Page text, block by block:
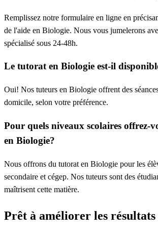
Remplissez notre formulaire en ligne en
de l'aide en Biologie. Nous vous jumelerons
spécialisé sous 24-48h.
Le tutorat en Biologie est-il
Oui! Nos tuteurs en Biologie offrent des
domicile, selon votre préférence.
Pour quels niveaux scolaires offrez-
en Biologie?
Nous offrons du tutorat en Biologie pour les
secondaire et cégep. Nos tuteurs sont des
maîtrisent cette matière.
Prêt à améliorer les résultats